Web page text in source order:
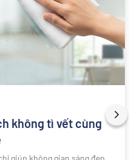
không tì vết cùng
giúp không gian sáng đẹp